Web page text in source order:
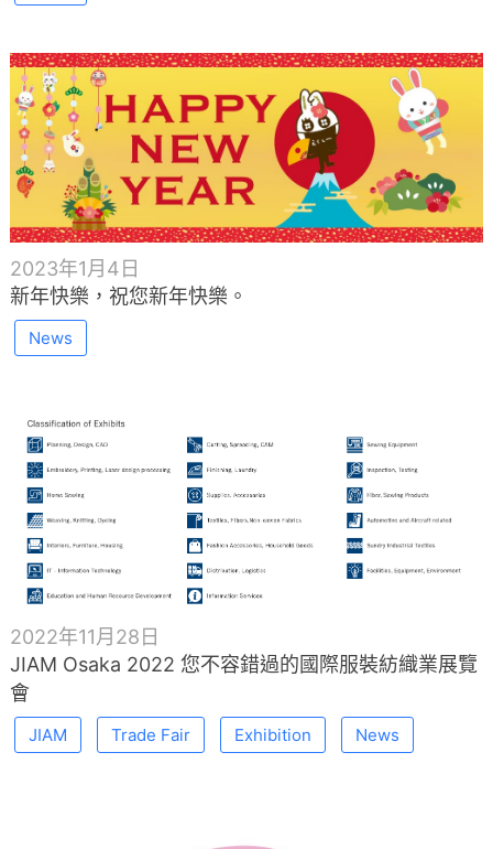
2023年1月4日
新年快樂，祝您新年快樂。
News
2022年11月28日
JIAM Osaka 2022 您不容錯過的國際服裝紡織業展覽
會
JIAM Trade Fair Exhibition News